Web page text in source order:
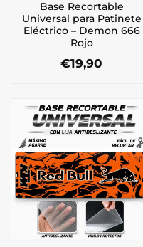
Base Recortable
Universal para Patinete
Eléctrico – Demon 666
Rojo
€19,90